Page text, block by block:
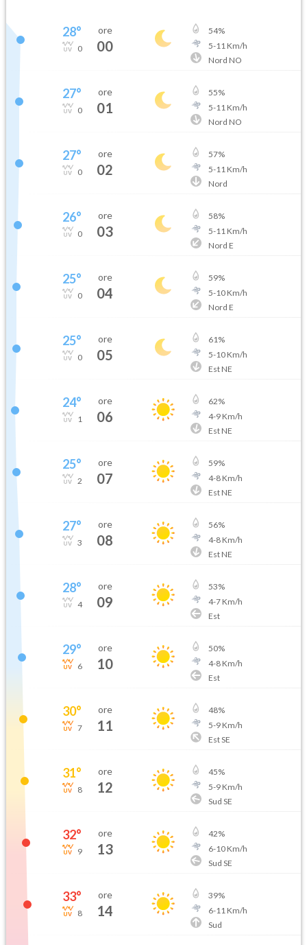
28°
0
ore
00
54%
5-11 Km/h
Nord NO
27°
0
ore
01
55%
5-11 Km/h
Nord NO
27°
0
ore
02
57%
5-11 Km/h
Nord
26°
0
ore
03
58%
5-11 Km/h
Nord E
25°
0
ore
04
59%
5-10Km/h
Nord E
25°
0
ore
05
61%
5-10Km/h
Est NE
24°
1
ore
06
62%
4-9Km/h
Est NE
25°
2
ore
07
59%
4-8Km/h
Est NE
27°
3
ore
08
56%
4-8Km/h
Est NE
28°
4
ore
09
53%
4-7Km/h
Est
29°
6
ore
10
50%
4-8Km/h
Est
30°
7
ore
11
48%
5-9Km/h
Est SE
31°
8
ore
12
45%
5-9Km/h
Sud SE
32°
9
ore
13
42%
6-10Km/h
Sud SE
33°
8
ore
14
39%
6-11 Km/h
Sud